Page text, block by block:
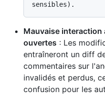
Mauvaise interaction
ouvertes : Les
entraîneront un diff
commentaires sur
invalidés et perdus,
confusion pour les